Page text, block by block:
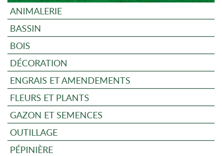
ANIMALERIE
BASSIN
BOIS
DÉCORATION
ENGRAIS ET AMENDEMENTS
FLEURS ET PLANTS
GAZON ET SEMENCES
OUTILLAGE
PÉPINIÈRE